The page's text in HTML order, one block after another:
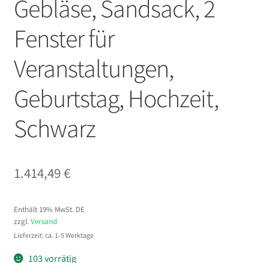
Gebläse, Sandsack, 2
Fenster für
Veranstaltungen,
Geburtstag, Hochzeit,
Schwarz
1.414,49€
Enthält 19% MwSt. DE
zzgl. Versand
Lieferzeit: ca. 1-5 Werktage
103 vorrätig